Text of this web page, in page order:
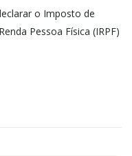
o Imposto de
Pessoa Física (IRPF)